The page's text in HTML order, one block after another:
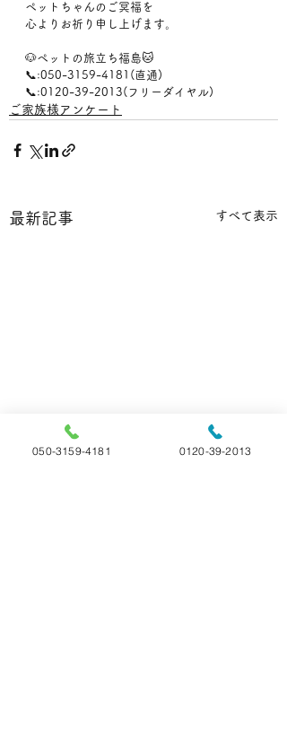
ペットちゃんのご冥福を
心よりお祈り申し上げます。
🐶ペットの旅立ち福島🐱
📞:050-3159-4181(直通)
📞:0120-39-2013(フリーダイヤル)
ご家族様アンケート
最新記事 すべて表示
050-3159-4181 0120-39-2013